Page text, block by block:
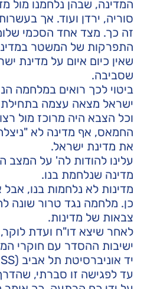
המדינה, שבהן נלחמנו מול
סוריה, ירדן ועוד. אך
זה כך. מצד אחד הסכמי
התפרקות של המשטר
שאין כיום איום על מדינת
שסביבה.
ביטוי לכך רואים במלחמה
ישראל מצאה עצמה
וכל הצבא היה מרוכז מול
החמאס, אף מדינה לא
את מדינת ישראל.
עלינו להודות לה' על המצב
מדינה שנלחמת בנו.
מדינות לא נלחמות בנו,
כן. מלחמה נגד טרור שונה
צבאות של מדינות.
לאחר שיצא דו"ח ועדת לוקר,
ישיבות ההסדר עם חוקרי
יד אוניברסיטת תל אביב (INSS).
עד לפגישה זו סברתי,